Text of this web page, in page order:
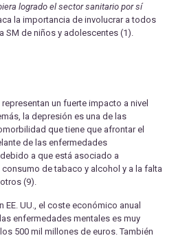
logrado el sector sanitario por sí
la importancia de involucrar a todos
SM de niños y adolescentes (1).
un fuerte impacto a nivel
la depresión es una de las
que tiene que afrontar el
de las enfermedades
a que está asociado a
de tabaco y alcohol y a la falta
(9).
EE. UU., el coste económico anual
enfermedades mentales es muy
500 mil millones de euros. También